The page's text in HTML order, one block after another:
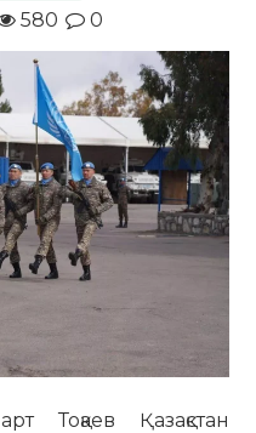
580 0
Тоқаев Қазақстан